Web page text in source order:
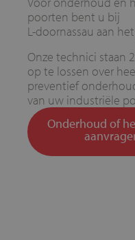
poorten bent u bij
L-doornassau aan
Onze technici staan
op te lossen over
preventief
van uw industriële
Onderhoud of